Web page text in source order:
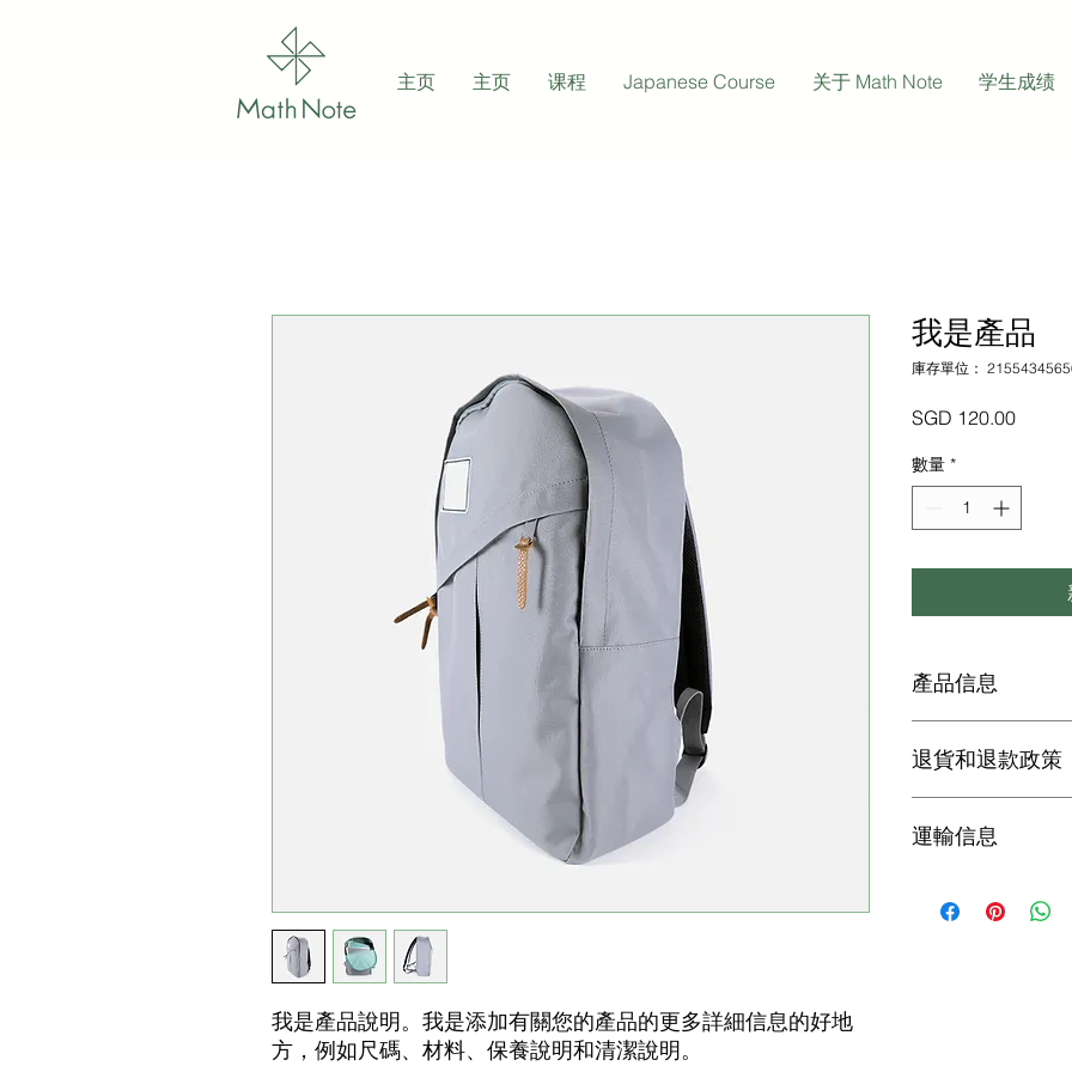
主页 主页 课程 Japanese Course 关于 Math Note 学生成绩
我是產品說明。我是添加有關您的產品的更多詳細信息的好地
方，例如尺碼、材料、保養說明和清潔說明。
我是產品
庫存單位：
SGD 120.00價
數量 *
產品信息
方，例如尺碼、材料
退貨和退款政策
客戶知道如果他們對
運輸信息
的更多信息的好地